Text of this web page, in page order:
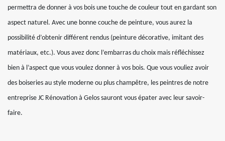
permettra de donner à vos bois une touche de couleur tout en gardant son
aspect naturel. Avec une bonne couche de peinture, vous aurez la
possibilité d’obtenir différent rendus (peinture décorative, imitant des
matériaux, etc.). Vous avez donc l’embarras du choix mais réfléchissez
bien à l’aspect que vous voulez donner à vos bois. Que vous vouliez avoir
des boiseries au style moderne ou plus champêtre, les peintres de notre
entreprise JC Rénovation à Gelos sauront vous épater avec leur savoir-
faire.